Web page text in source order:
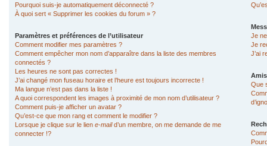
Pourquoi suis-je automatiquement déconnecté ?
À quoi sert « Supprimer les cookies du forum » ?
Paramètres et préférences de l’utilisateur
Comment modifier mes paramètres ?
Comment empêcher mon nom d’apparaître dans la liste des membres
connectés ?
Les heures ne sont pas correctes !
J’ai changé mon fuseau horaire et l’heure est toujours incorrecte !
Ma langue n’est pas dans la liste !
A quoi correspondent les images à proximité de mon nom d’utilisateur ?
Comment puis-je afficher un avatar ?
Qu’est-ce que mon rang et comment le modifier ?
Lorsque je clique sur le lien e-maild’un membre, on me demande de me
connecter !?
Je
Je
J’ai
Que